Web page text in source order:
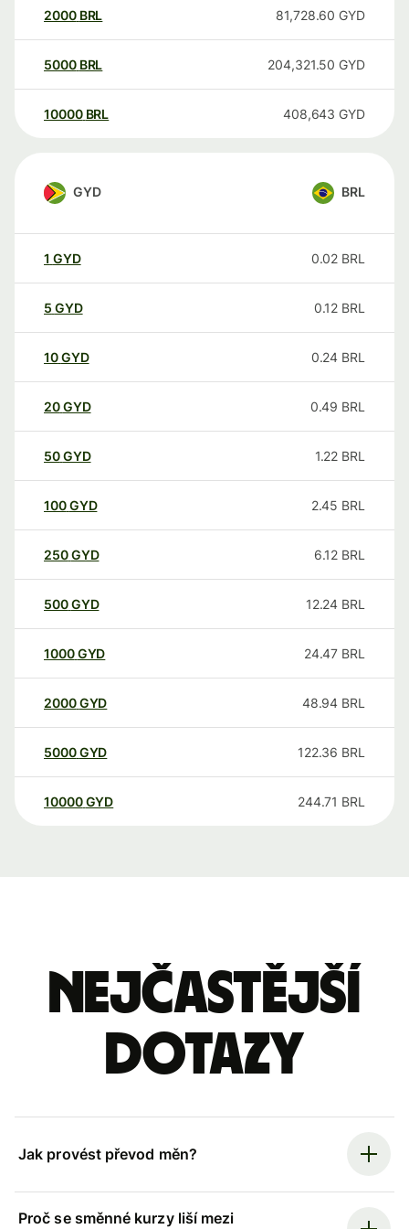
2000 BRL 81,728.60 GYD
5000 BRL 204,321.50 GYD
10000 BRL 408,643 GYD
GYD BRL
1 GYD 0.02 BRL
5 GYD 0.12 BRL
10GYD 0.24 BRL
20GYD 0.49 BRL
50GYD 1.22 BRL
100GYD 2.45 BRL
250GYD 6.12 BRL
500GYD 12.24 BRL
1000GYD 24.47 BRL
2000GYD 48.94 BRL
5000GYD 122.36 BRL
10000 GYD 244.71 BRL
Nejčastější
dotazy
Jak provést převod měn?
Proč se směnné kurzy liší mezi